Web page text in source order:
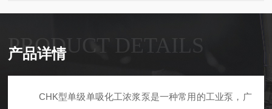
PRODUCT DETAILS
产品详情
CHK型单级单吸化工浓浆泵是一种常用的工业泵，广